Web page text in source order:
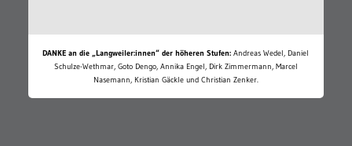
DANKE an die „Langweiler:innen“ der höheren Stufen: Andreas Wedel, Daniel
Schulze-Wethmar, Goto Dengo, Annika Engel, Dirk Zimmermann, Marcel
Nasemann, Kristian Gäckle und Christian Zenker.